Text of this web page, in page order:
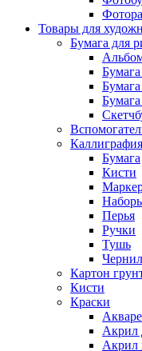
Товары для
Бумага для
Каллиграфия
Бумага
Кисти
Перья
Ручки
Тушь
Картон
Кисти
Краски
Акрил
Акрил